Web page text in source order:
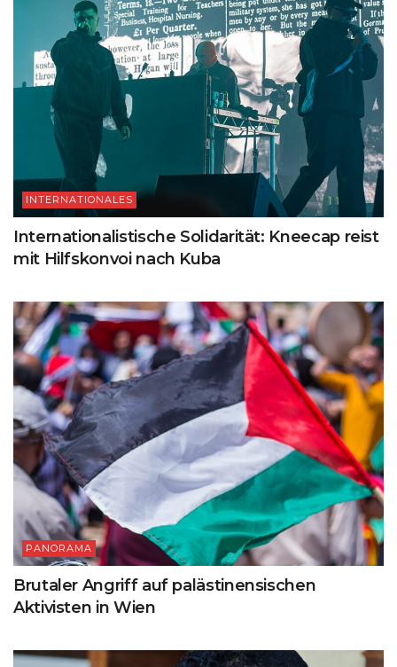
INTERNATIONALES
Internationalistische Solidarität: Kneecap reist
mit Hilfskonvoi nach Kuba
PANORAMA
Brutaler Angriff auf palästinensischen
Aktivisten in Wien